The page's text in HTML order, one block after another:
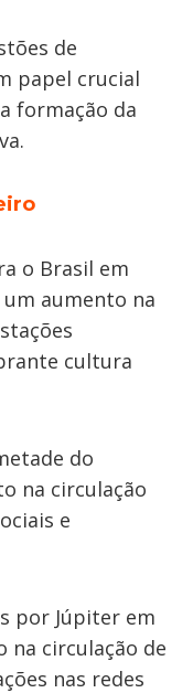
de
papel crucial
formação da
o Brasil em
aumento na
cultura
do
na circulação
e
por Júpiter em
na circulação de
nas redes